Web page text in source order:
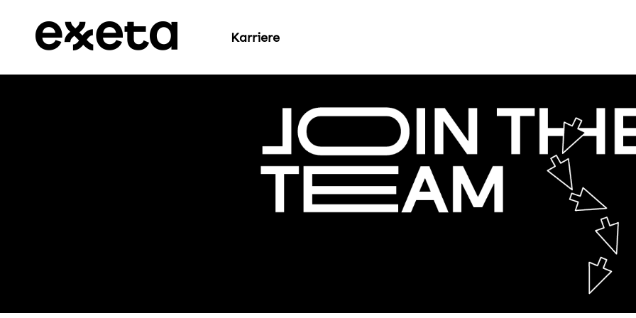
Karriere